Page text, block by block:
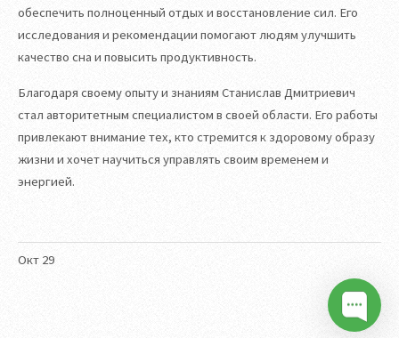
Окт 29
обеспечить полноценный отдых и восстановление сил. Его
исследования и рекомендации помогают людям улучшить
качество сна и повысить продуктивность.
Благодаря своему опыту и знаниям Станислав Дмитриевич
стал авторитетным специалистом в своей области. Его работы
привлекают внимание тех, кто стремится к здоровому образу
жизни и хочет научиться управлять своим временем и
энергией.